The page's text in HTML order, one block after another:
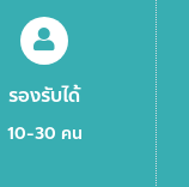
รองรับได้
10-30 คน